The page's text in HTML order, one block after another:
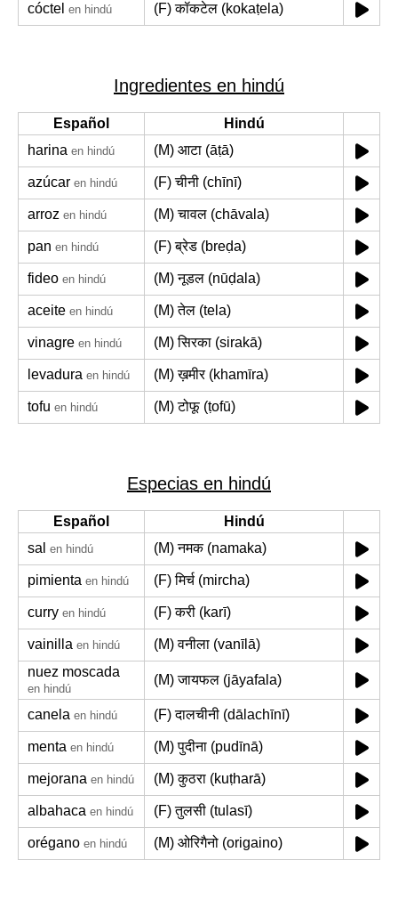
cóctel en hindú (F) कॉकटेल (kokaṭela)
Ingredientes en hindú
Español
Hindú
harina en hindú (M) आटा (āṭā)
azúcar en hindú (F) चीनी (chīnī)
arroz en hindú (M) चावल (chāvala)
pan en hindú (F) ब्रेड (breḍa)
fideo en hindú (M) नूडल (nūḍala)
aceite en hindú (M) तेल (tela)
vinagre en hindú (M) सिरका (sirakā)
levadura en hindú (M) ख़मीर (khamīra)
tofu en hindú (M) टोफू (ṭofū)
Especias en hindú
Español
Hindú
sal en hindú (M) नमक (namaka)
pimienta en hindú (F) मिर्च (mircha)
curry en hindú (F) करी (karī)
vainilla en hindú
(M) वनीला (vanīlā)
nuez moscada
en hindú
(M) जायफल (jāyafala)
canela en hindú (F) दालचीनी (dālachīnī)
menta en hindú (M) पुदीना (pudīnā)
mejorana en hindú (M) कुठरा (kuṭharā)
albahaca en hindú (F) तुलसी (tulasī)
orégano en hindú (M) ओरिगैनो (origaino)